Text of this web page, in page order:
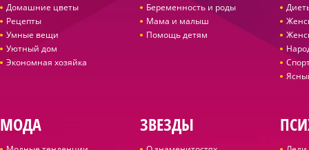
Домашние цветы
Рецепты
Умные вещи
Уютный дом
Экономная хозяйка
Беременность и роды
Мама и малыш
Помощь детям
МОДА ЗВЕЗДЫ